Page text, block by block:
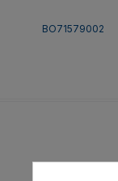
BO71579002